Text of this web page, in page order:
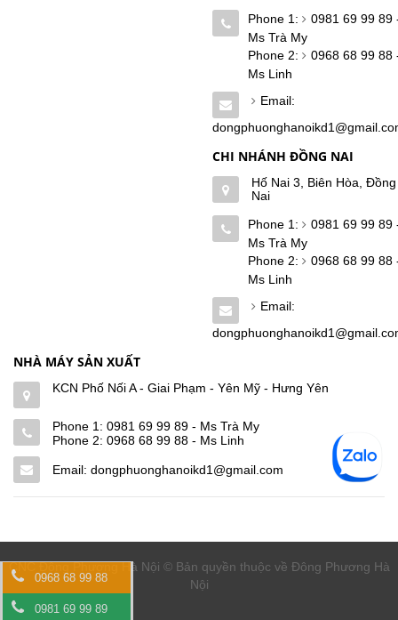
0968 68 99 88
0981 69 99 89
Phone 1:
0981 69 99 89
Ms Trà My
Phone 2:
0968 68 99 88
Ms Linh
Email:
CHI NHÁNH ĐỒNG NAI
Hố Nai 3, Biên Hòa, Đồng
Nai
Phone 1:
0981 69 99 89
Ms Trà My
Phone 2:
0968 68 99 88
Ms Linh
Email:
NHÀ MÁY SẢN XUẤT
KCN Phố Nối A - Giai Phạm - Yên Mỹ - Hưng Yên
Phone 1: 0981 69 99 89 - Ms Trà My
Phone 2: 0968 68 99 88 - Ms Linh
Email: dongphuonghanoikd1@gmail.com
CNC Đông Phương Hà Nội © Bản quyền thuộc về Đông Phương Hà
Nội